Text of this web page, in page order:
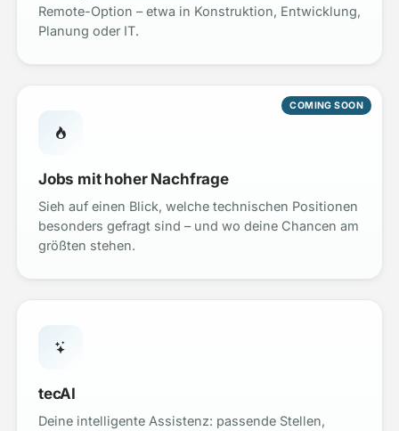
Remote-Option – etwa in Konstruktion, Entwicklung,
Planung oder IT.
COMING SOON
Jobs mit hoher Nachfrage
Sieh auf einen Blick, welche technischen Positionen
besonders gefragt sind – und wo deine Chancen am
größten stehen.
tecAI
Deine intelligente Assistenz: passende Stellen,